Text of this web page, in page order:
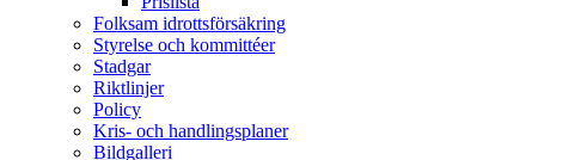
Folksam idrottsförsäkring
Styrelse och kommittéer
Stadgar
Riktlinjer
Policy
Kris- och handlingsplaner
Bildgalleri